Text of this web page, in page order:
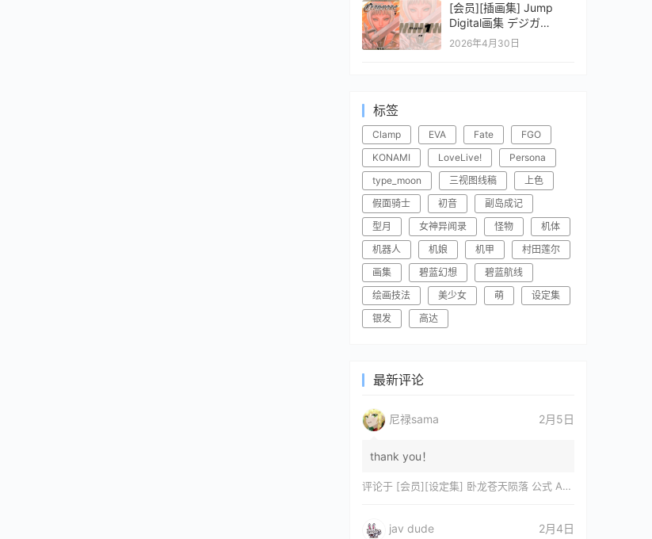
[会员][插画集] Jump
Digital画集 デジガ
CLAYMORE 1
2026年4月30日
标签
Clamp EVA Fate
FGO
KONAMI
LoveLive!
Persona
type_moon
三视图线稿
上色
假面骑士
初音
副岛成记
型月
女神异闻录 怪物
机体
机器人
机娘 机甲
村田莲尔
画集
碧蓝幻想
碧蓝航线
绘画技法
美少女 萌
设定集
银发
高达
最新评论
尼禄sama 2月5日
thank you！
评论于 [会员][设定集] 卧龙苍天陨落 公式 ARTWORKS[DL]
jav dude 2月4日